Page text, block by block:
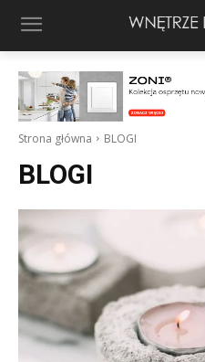
Strona główna BLOGI
BLOGI